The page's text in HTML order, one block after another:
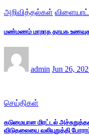
அறிவித்தல்கள்
மண்மணம் மாறாத தாயக
admin Jun 26,
செய்திகள்
கடுமையான மிரட்டல்
விடுதலையை வலியுறுத்தி